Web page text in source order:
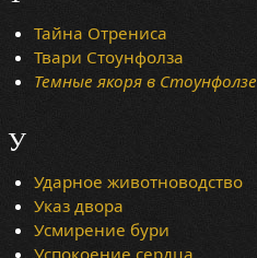
Тайна Отрениса
Твари Стоунфолза
Темные якоря в Стоунфолзе
У
Ударное животноводство
Указ двора
Усмирение бури
Успокоение сердца